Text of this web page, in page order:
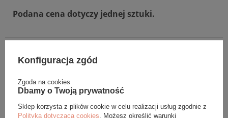
Podana cena dotyczy jednej sztuki.
Konfiguracja zgód
Zgoda na cookies
Dbamy o Twoją prywatność
Sklep korzysta z plików cookie w celu realizacji usług zgodnie z
Polityką dotyczącą cookies . Możesz określić warunki